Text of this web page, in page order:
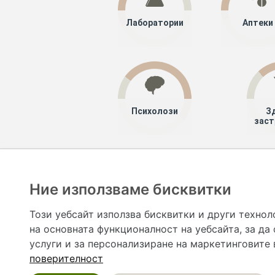
Лаборатории Аптеки
Психолози
предназначена да служи само и единствено за
допълване на данните и за коригиране на
Ние използваме бисквитки
Този уебсайт използва бисквитки и други
на основната функционалност на уебсайта, за да
услуги и за персонализиране на
поверителност